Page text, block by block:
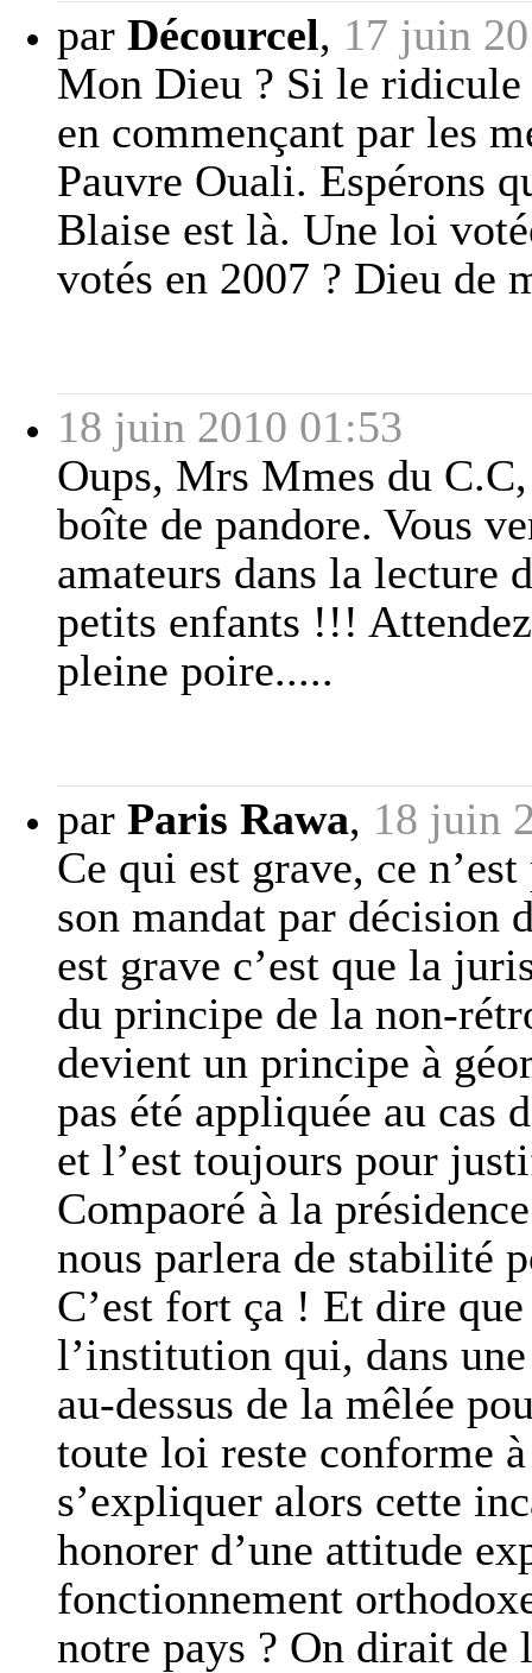
par Décourcel, 17 juin
Mon Dieu ? Si le ridicule
en commençant par les
Pauvre Ouali. Espérons
Blaise est là. Une loi
votés en 2007 ? Dieu de
18 juin 2010 01:53
Oups, Mrs Mmes du
boîte de pandore. Vous
amateurs dans la lecture
petits enfants !!!
pleine poire.....
par Paris Rawa, 18 juin
Ce qui est grave, ce
son mandat par décision
est grave c’est que la
du principe de la non-
devient un principe à
pas été appliquée au cas
et l’est toujours pour
Compaoré à la
nous parlera de stabilité
C’est fort ça ! Et dire
l’institution qui, dans
au-dessus de la mêlée
toute loi reste conforme
s’expliquer alors cette
honorer d’une attitude
fonctionnement
notre pays ? On dirait de